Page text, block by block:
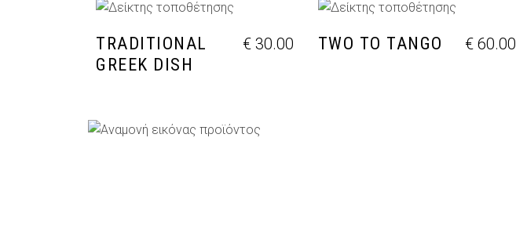
ΠΡΟΣΘΉΚΗ ΣΤΟ ΚΑΛΆΘΙ
TRADITIONAL
GREEK DISH
€ 30.00
ΠΡΟΣΘΉΚΗ ΣΤΟ ΚΑΛΆΘΙ
TWO TO TANGO €60.00